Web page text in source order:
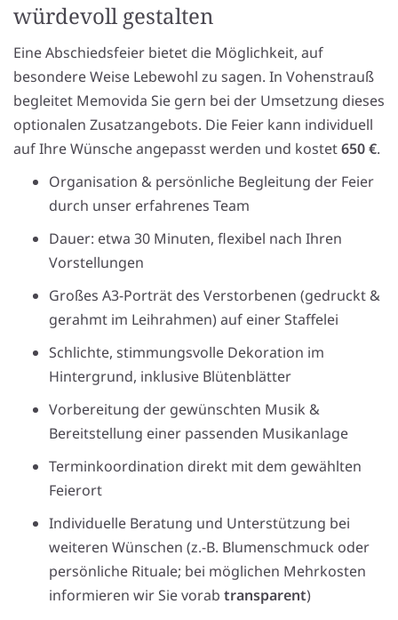
würdevoll gestalten
Eine Abschiedsfeier bietet die Möglichkeit, auf
besondere Weise Lebewohl zu sagen. In Vohenstrauß
begleitet Memovida Sie gern bei der Umsetzung dieses
optionalen Zusatzangebots. Die Feier kann individuell
auf Ihre Wünsche angepasst werden und kostet650 €.
Organisation & persönliche Begleitung der Feier
durch unser erfahrenes Team
Dauer: etwa 30 Minuten, flexibel nach Ihren
Vorstellungen
Großes A3-Porträt des Verstorbenen (gedruckt &
gerahmt im Leihrahmen) auf einer Staffelei
Schlichte, stimmungsvolle Dekoration im
Hintergrund, inklusive Blütenblätter
Vorbereitung der gewünschten Musik &
Bereitstellung einer passenden Musikanlage
Terminkoordination direkt mit dem gewählten
Feierort
Individuelle Beratung und Unterstützung bei
weiteren Wünschen (z.‑B. Blumenschmuck oder
persönliche Rituale; bei möglichen Mehrkosten
informieren wir Sie vorab transparent)